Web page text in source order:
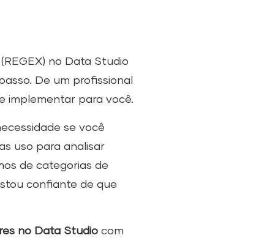
no Data Studio
De um profissional
implementar para você.
se você
uso para analisar
de categorias de
confiante de que
no Data Studiocom